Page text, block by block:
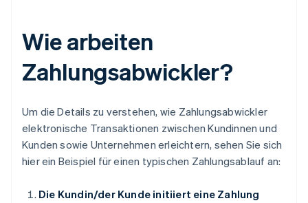
Wie arbeiten
Zahlungsabwickler?
Um die Details zu verstehen, wie Zahlungsabwickler
elektronische Transaktionen zwischen Kundinnen und
Kunden sowie Unternehmen erleichtern, sehen Sie sich
hier ein Beispiel für einen typischen Zahlungsablauf an:
Die Kundin/der Kunde initiiert eine Zahlung